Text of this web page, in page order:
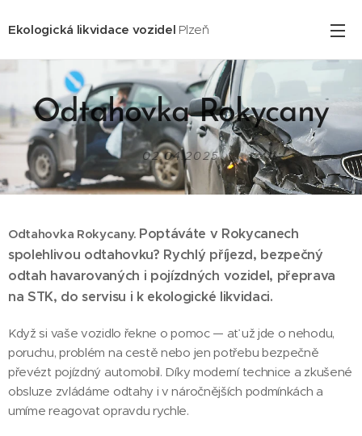
Ekologická likvidace vozidel Plzeň
Odtahovka Rokycany
02.04.2025
Odtahovka Rokycany. Poptáváte v Rokycanech
spolehlivou odtahovku? Rychlý příjezd, bezpečný
odtah havarovaných i pojízdných vozidel, přeprava
na STK, do servisu i k ekologické likvidaci.
Když si vaše vozidlo řekne o pomoc — ať už jde o nehodu,
poruchu, problém na cestě nebo jen potřebu bezpečně
převézt pojízdný automobil. Díky moderní technice a zkušené
obsluze zvládáme odtahy i v náročnějších podmínkách a
umíme reagovat opravdu rychle.